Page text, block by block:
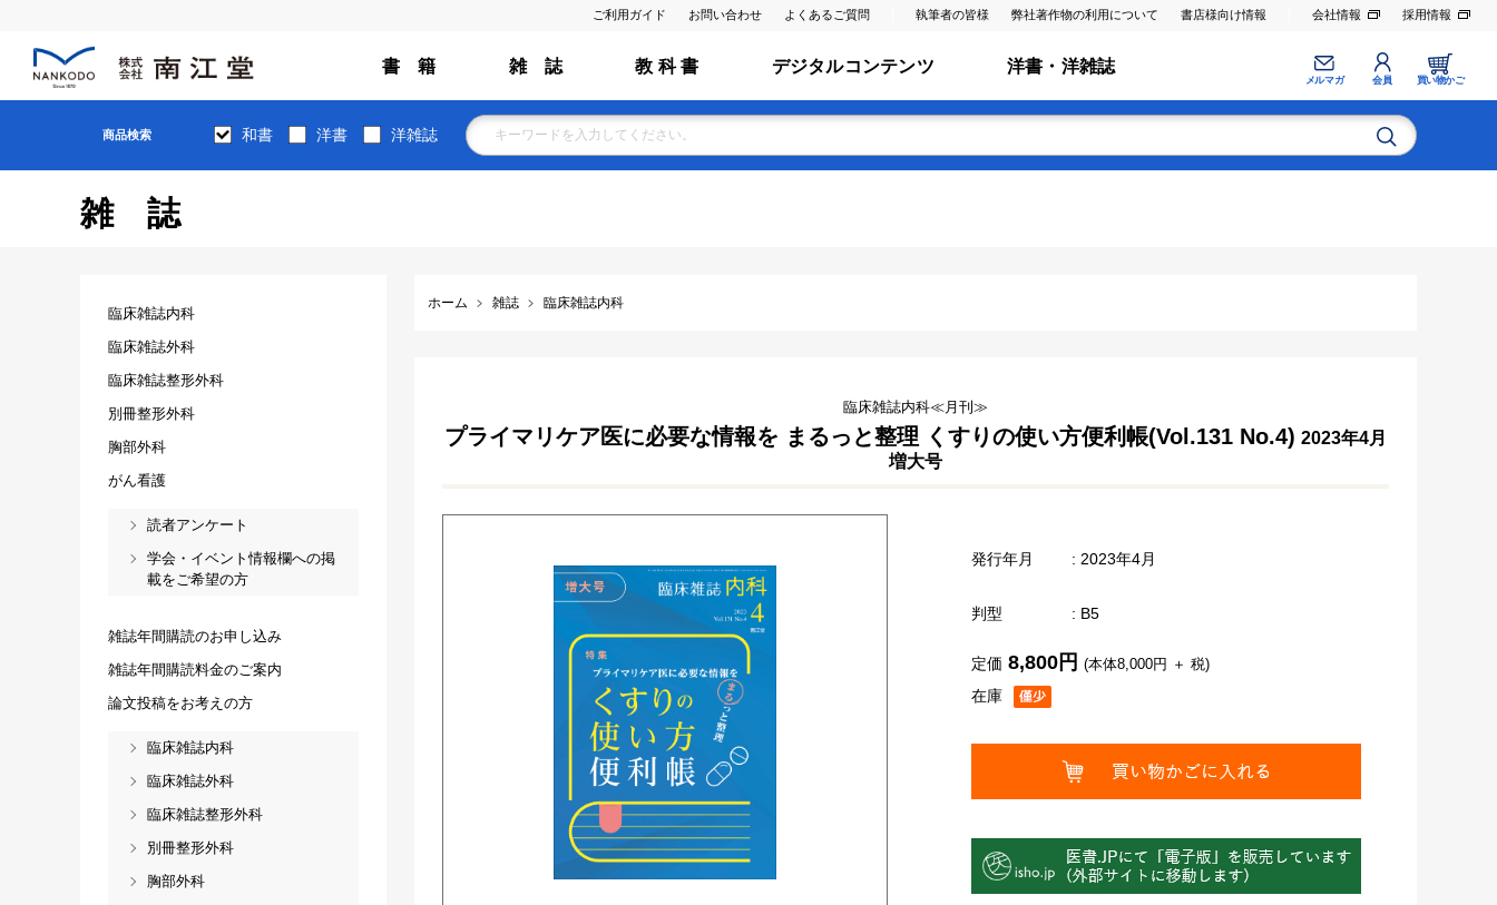
ご利用ガイド お問い合わせ よくあるご質問 執筆者の皆様 弊社著作物の利用について 書店様向け情報 会社情報 採用情報
書 籍 雑 誌 教 科 書 デジタルコンテンツ 洋書・洋雑誌
メルマガ 会員 買い物かご
商品検索 和書 洋書 洋雑誌
雑誌
ホーム 雑誌 臨床雑誌内科
臨床雑誌内科≪月刊≫
プライマリケア医に必要な情報を まるっと整理 くすりの使い方便利帳(Vol.131 No.4) 2023年4月
増大号
発行年月 : 2023年4月
判型 : B5
在庫
定価 8,800円 (本体8,000円 ＋ 税)
臨床雑誌内科
臨床雑誌外科
臨床雑誌整形外科
別冊整形外科
胸部外科
がん看護
読者アンケート
学会・イベント情報欄への掲
載をご希望の方
雑誌年間購読のお申し込み
雑誌年間購読料金のご案内
論文投稿をお考えの方
臨床雑誌内科
臨床雑誌外科
臨床雑誌整形外科
別冊整形外科
胸部外科